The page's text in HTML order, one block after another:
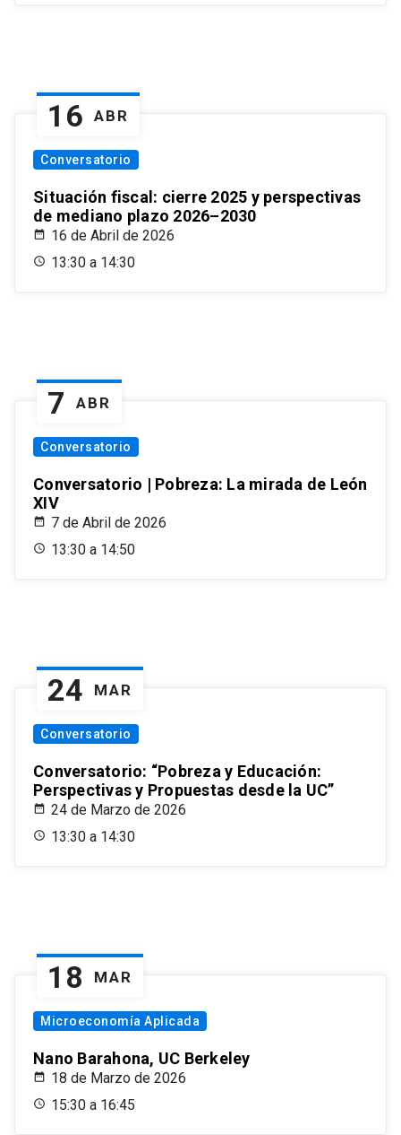
16 ABR
Conversatorio
Situación fiscal: cierre 2025 y perspectivas
de mediano plazo 2026–2030
16 de Abril de 2026
13:30 a 14:30
7 ABR
Conversatorio
Conversatorio | Pobreza: La mirada de León
XIV
7 de Abril de 2026
13:30 a 14:50
24 MAR
Conversatorio
Conversatorio: “Pobreza y Educación:
Perspectivas y Propuestas desde la UC”
24 de Marzo de 2026
13:30 a 14:30
18 MAR
Microeconomía Aplicada
Nano Barahona, UC Berkeley
18 de Marzo de 2026
15:30 a 16:45